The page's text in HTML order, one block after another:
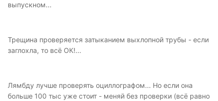
выпускном...
Трещина проверяется затыканием выхлопной трубы - если
заглохла, то всё ОК!...
Лямбду лучше проверять оциллографом... Но если она
больше 100 тыс уже стоит - меняй без проверки (всё равно